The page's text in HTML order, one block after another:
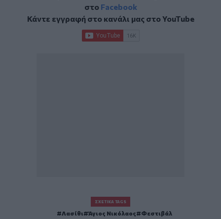
στο Facebook
Κάντε εγγραφή στο κανάλι μας στοYouTube
ΣΧΕΤΙΚΆ TAGS
Λασίθι Άγιος Νικόλαος Φεστιβάλ